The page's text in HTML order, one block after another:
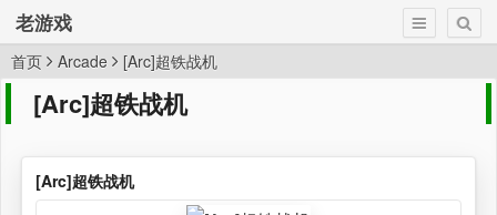
老游戏
首页 Arcade [Arc]超铁战机
[Arc]超铁战机
[Arc]超铁战机